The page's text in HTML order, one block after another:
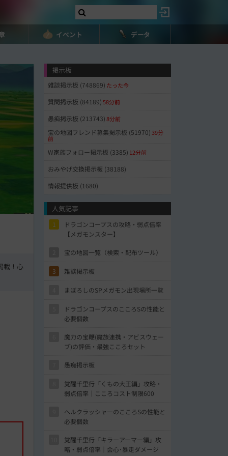
イベント データ
載！心
掲示板
雑談掲示板 (748869) たった今
質問掲示板 (84189) 58分前
愚痴掲示板 (213743)8分前
宝の地図フレンド募集掲示板 (51970) 39分
前
W家族フォロー掲示板 (3385) 12分前
おみやげ交換掲示板 (38188)
情報提供板 (1680)
人気記事
1
ドラゴンコープスの攻略・弱点倍率
【メガモンスター】
宝の地図一覧（検索・配布ツール）
3 雑談掲示板
まぼろしのSPメガモン出現場所一覧
ドラゴンコープスのこころSの性能と
必要個数
魔力の宝鞭(魔族連携・アビスウェー
ブ)の評価・最強こころセット
愚痴掲示板
覚醒千里行「くもの大王編」攻略・
弱点倍率｜こころコスト制限600
ヘルクラッシャーのこころSの性能と
必要個数
覚醒千里行「キラーアーマー編」攻
略・弱点倍率｜会心･暴走ダメージ